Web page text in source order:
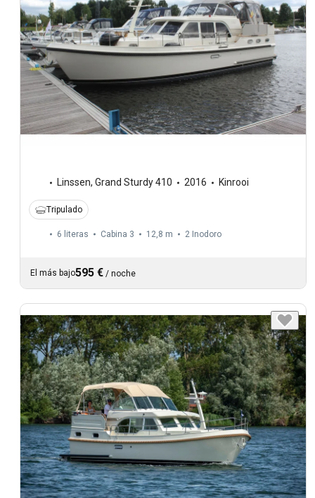
Linssen, Grand Sturdy 410 2016 Kinrooi
Tripulado
6 literas Cabina 3 12,8 m 2 Inodoro
El más bajo595 € / noche